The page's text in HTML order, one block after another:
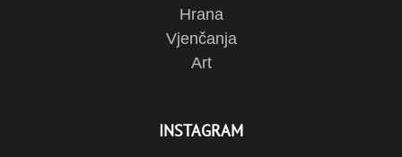
Hrana
Vjenčanja
Art
INSTAGRAM